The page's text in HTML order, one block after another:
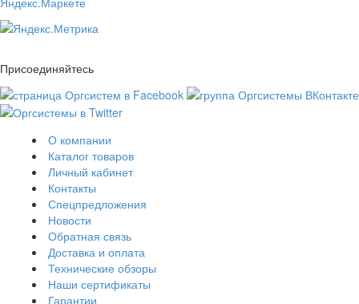
Присоединяйтесь
О компании
Каталог товаров
Личный кабинет
Контакты
Спецпредложения
Новости
Обратная связь
Доставка и оплата
Технические обзоры
Наши сертификаты
Гарантии